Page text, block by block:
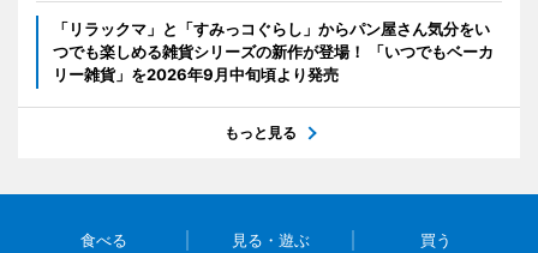
「リラックマ」と「すみっコぐらし」からパン屋さん気分をい
つでも楽しめる雑貨シリーズの新作が登場！ 「いつでもベーカ
リー雑貨」を2026年9月中旬頃より発売
もっと見る
食べる 見る・遊ぶ 買う